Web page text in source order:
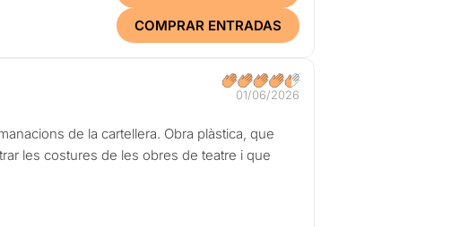
COMPRAR ENTRADAS
01/06/2026
de la cartellera. Obra plàstica, que
les costures de les obres de teatre i que